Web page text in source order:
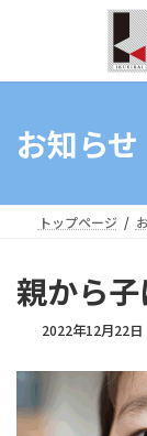
ン
プ
ー
動
お知らせ
トップページ
親から
2022年12月22日